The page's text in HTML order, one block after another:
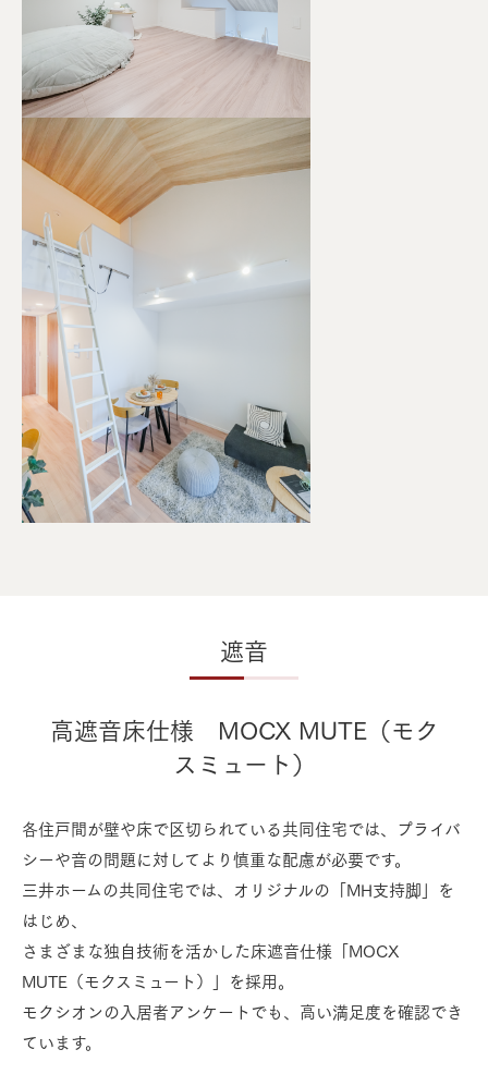
遮音
高遮音床仕様 MOCX MUTE（モク
スミュート）
各住戸間が壁や床で区切られている共同住宅では、プライバ
シーや音の問題に対してより慎重な配慮が必要です。
三井ホームの共同住宅では、オリジナルの「MH支持脚」を
はじめ、
さまざまな独自技術を活かした床遮音仕様「MOCX
MUTE（モクスミュート）」を採用。
モクシオンの入居者アンケートでも、高い満足度を確認でき
ています。